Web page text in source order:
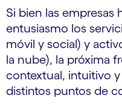
Si bien las
entusiasmo los
móvil y social) y
la nube), la próxima
contextual, intuitivo
distintos puntos de